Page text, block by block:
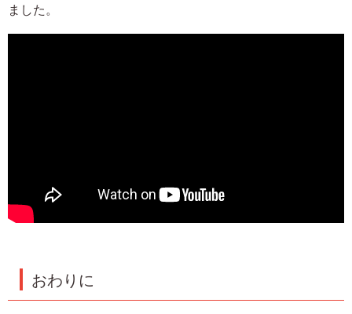
ました。
おわりに